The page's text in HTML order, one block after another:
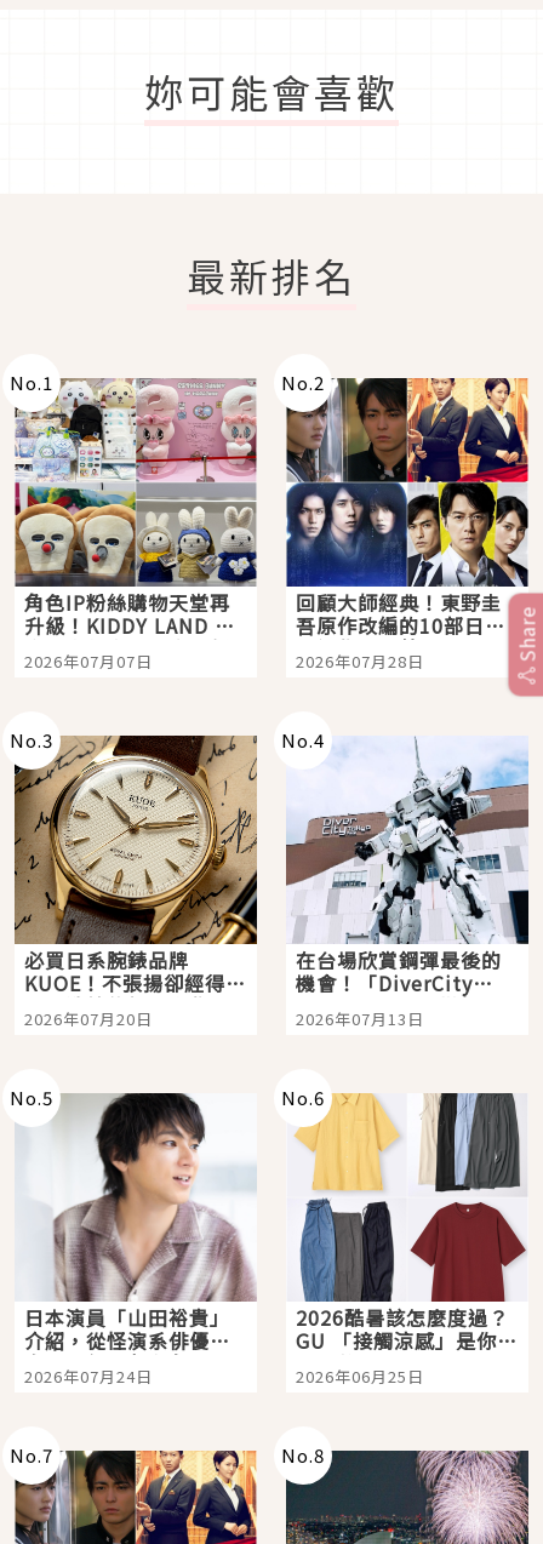
妳可能會喜歡
最新排名
No.1
角色IP粉絲購物天堂再
升級！KIDDY LAND 原
宿店吉伊卡哇迎客，新
開幕 OMOKADO 店3分
2026年07月07日
No.2
回顧大師經典！東野圭
吾原作改編的10部日本
影視作品推薦
2026年07月28日
No.3
必買日系腕錶品牌
KUOE！不張揚卻經得起
時間洗鍊的經典之作五
選
2026年07月20日
No.4
在台場欣賞鋼彈最後的
機會！「DiverCity
Tokyo Plaza」搭船、
購物、美食及夜景，一
2026年07月13日
No.5
日本演員「山田裕貴」
介紹，從怪演系俳優走
向國民級日劇主角
2026年07月24日
No.6
2026酷暑該怎麼度過？
GU 「接觸涼感」是你的
夏日救星
2026年06月25日
No.7 No.8
Share